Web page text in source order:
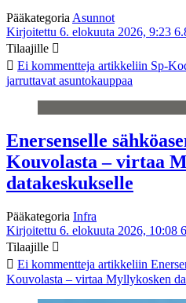
Pääkategoria Asunnot
Kirjoitettu 6. elokuuta 2026, 9:23
Tilaajille
Ei kommentteja artikkeliin Sp-
jarruttavat asuntokauppaa
Enersenselle
Kouvolasta – virtaa
datakeskukselle
Pääkategoria Infra
Kirjoitettu 6. elokuuta 2026, 10:08
Tilaajille
Ei kommentteja artikkeliin
Kouvolasta – virtaa Myllykosken